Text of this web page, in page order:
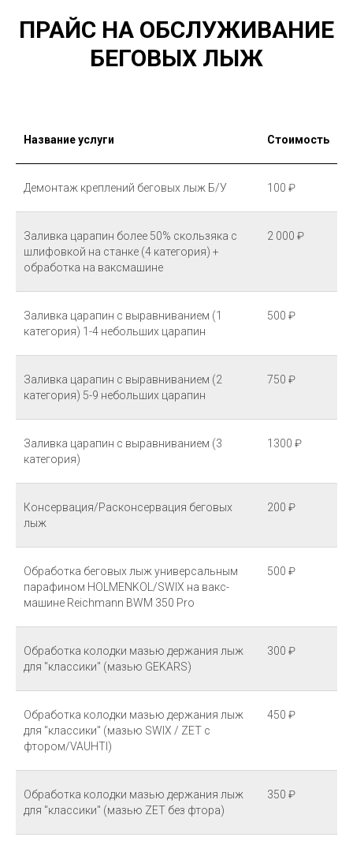
ПРАЙС НА ОБСЛУЖИВАНИЕ
БЕГОВЫХ ЛЫЖ
Название услуги Стоимость
Демонтаж креплений беговых лыж Б/У 100 ₽
Заливка царапин более 50% скользяка с
шлифовкой на станке (4 категория) +
обработка на ваксмашине
2 000 ₽
Заливка царапин с выравниванием (1
категория) 1-4 небольших царапин
500 ₽
Заливка царапин с выравниванием (2
категория) 5-9 небольших царапин
750 ₽
Заливка царапин с выравниванием (3
категория)
1300 ₽
Консервация/Расконсервация беговых
лыж
200 ₽
Обработка беговых лыж универсальным
парафином HOLMENKOL/SWIX на вакс-
машине Reichmann BWM 350 Pro
500 ₽
Обработка колодки мазью держания лыж
для "классики" (мазью GEKARS)
300 ₽
Обработка колодки мазью держания лыж
для "классики" (мазью SWIX / ZET с
фтором/VAUHTI)
450 ₽
Обработка колодки мазью держания лыж
для "классики" (мазью ZET без фтора)
350 ₽